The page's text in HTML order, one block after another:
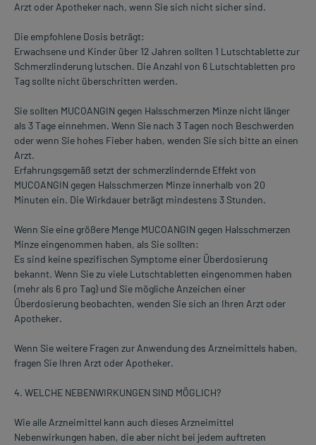
Arzt oder Apotheker nach, wenn Sie sich nicht sicher sind.
Die empfohlene Dosis beträgt:
Erwachsene und Kinder über 12 Jahren sollten 1 Lutschtablette zur
Schmerzlinderung lutschen. Die Anzahl von 6 Lutschtabletten pro
Tag sollte nicht überschritten werden.
Sie sollten MUCOANGIN gegen Halsschmerzen Minze nicht länger
als 3 Tage einnehmen. Wenn Sie nach 3 Tagen noch Beschwerden
oder wenn Sie hohes Fieber haben, wenden Sie sich bitte an einen
Arzt.
Erfahrungsgemäß setzt der schmerzlindernde Effekt von
MUCOANGIN gegen Halsschmerzen Minze innerhalb von 20
Minuten ein. Die Wirkdauer beträgt mindestens 3 Stunden.
Wenn Sie eine größere Menge MUCOANGIN gegen Halsschmerzen
Minze eingenommen haben, als Sie sollten:
Es sind keine spezifischen Symptome einer Überdosierung
bekannt. Wenn Sie zu viele Lutschtabletten eingenommen haben
(mehr als 6 pro Tag) und Sie mögliche Anzeichen einer
Überdosierung beobachten, wenden Sie sich an Ihren Arzt oder
Apotheker.
Wenn Sie weitere Fragen zur Anwendung des Arzneimittels haben,
fragen Sie Ihren Arzt oder Apotheker.
4. WELCHE NEBENWIRKUNGEN SIND MÖGLICH?
Wie alle Arzneimittel kann auch dieses Arzneimittel
Nebenwirkungen haben, die aber nicht bei jedem auftreten